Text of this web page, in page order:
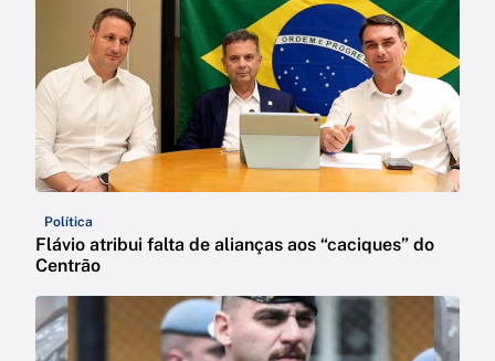
Política
Flávio atribui falta de alianças aos “caciques” do
Centrão